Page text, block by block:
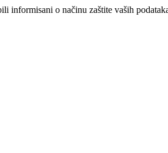
informisani o načinu zaštite vaših